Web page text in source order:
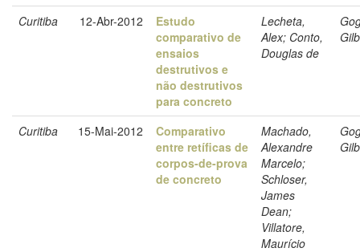
Curitiba 12-Abr-2012
Estudo
comparativo de
ensaios
destrutivos e
não destrutivos
para concreto
Lecheta,
Alex; Conto,
Douglas de
Curitiba 15-Mai-2012
Comparativo
entre retíficas de
corpos-de-prova
de concreto
Machado,
Alexandre
Marcelo;
Schloser,
James
Dean;
Villatore,
Maurício